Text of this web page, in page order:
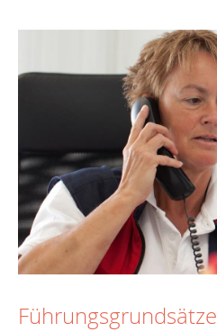
Führungsgrundsätze